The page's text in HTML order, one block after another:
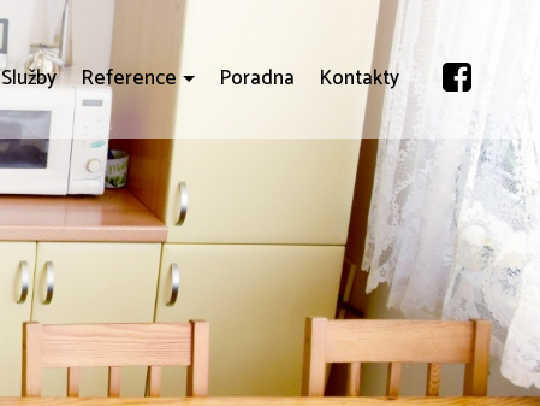
Služby Reference Poradna Kontakty